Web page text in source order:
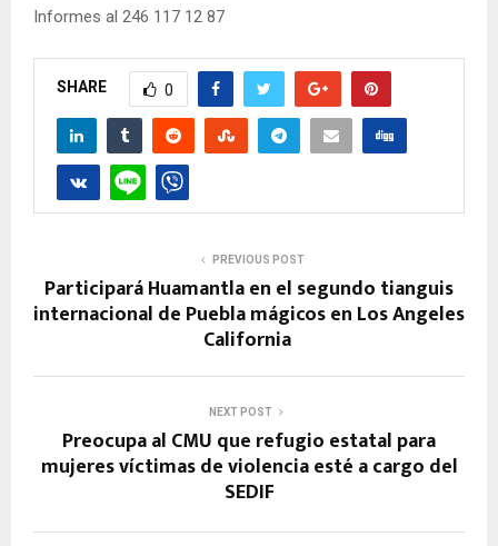
Informes al 246 117 12 87
SHARE 0
PREVIOUS POST
Participará Huamantla en el segundo tianguis
internacional de Puebla mágicos en Los Angeles
California
NEXT POST
Preocupa al CMU que refugio estatal para
mujeres víctimas de violencia esté a cargo del
SEDIF